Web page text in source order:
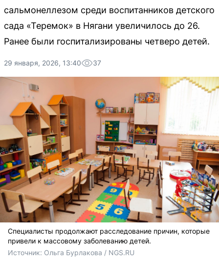
сальмонеллезом среди воспитанников детского
сада «Теремок» в Нягани увеличилось до 26.
Ранее были госпитализированы четверо детей.
29 января, 2026, 13:40 37
Специалисты продолжают расследование причин, которые
привели к массовому заболеванию детей.
Источник: Ольга Бурлакова / NGS.RU